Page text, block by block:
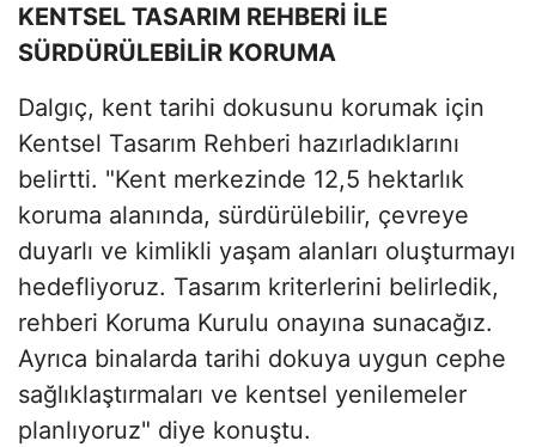
KENTSEL TASARIM REHBERİ İLE
SÜRDÜRÜLEBİLİR KORUMA
Dalgıç, kent tarihi dokusunu korumak için
Kentsel Tasarım Rehberi hazırladıklarını
belirtti. "Kent merkezinde 12,5 hektarlık
koruma alanında, sürdürülebilir, çevreye
duyarlı ve kimlikli yaşam alanları oluşturmayı
hedefliyoruz. Tasarım kriterlerini belirledik,
rehberi Koruma Kurulu onayına sunacağız.
Ayrıca binalarda tarihi dokuya uygun cephe
sağlıklaştırmaları ve kentsel yenilemeler
planlıyoruz" diye konuştu.